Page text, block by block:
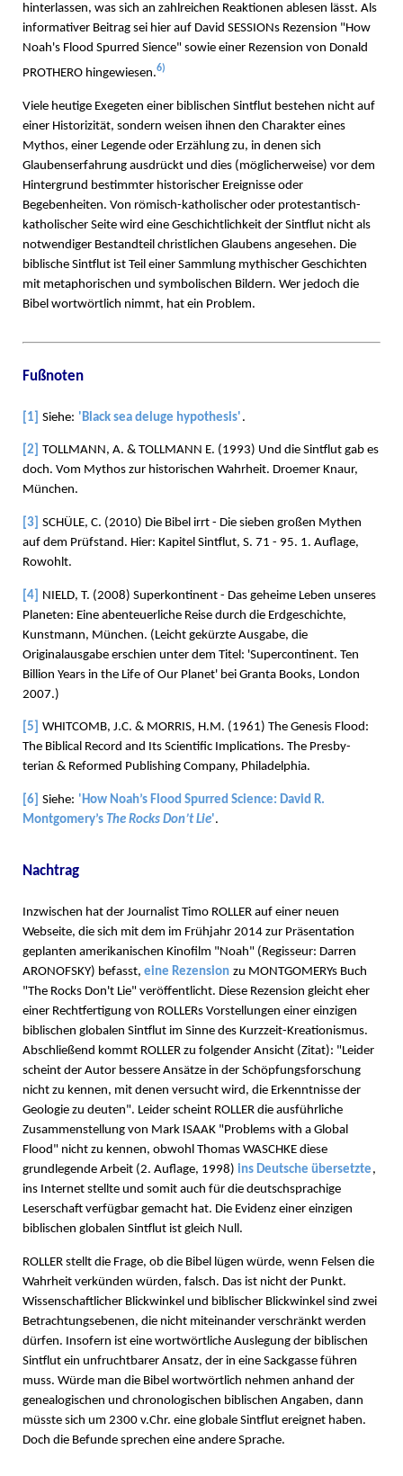
hinterlassen, was sich an zahlreichen Reaktionen ablesen lässt. Als
informativer Beitrag sei hier auf David SESSIONs Rezension "How
Noah's Flood Spurred Sience" sowie einer Rezension von Donald
PROTHERO hingewiesen.6)
Viele heutige Exegeten einer biblischen Sintflut bestehen nicht auf
einer Historizität, sondern weisen ihnen den Charakter eines
Mythos, einer Legende oder Erzählung zu, in denen sich
Glaubenserfahrung ausdrückt und dies (möglicherweise) vor dem
Hintergrund bestimmter historischer Ereignisse oder
Begebenheiten. Von römisch-katholischer oder protestantisch-
katholischer Seite wird eine Geschichtlichkeit der Sintflut nicht als
notwendiger Bestandteil christlichen Glaubens angesehen. Die
biblische Sintflut ist Teil einer Sammlung mythischer Geschichten
mit metaphorischen und symbolischen Bildern. Wer jedoch die
Bibel wortwörtlich nimmt, hat ein Problem.
Fußnoten
[1] Siehe: 'Black sea deluge hypothesis' .
[2]
TOLLMANN, A. & TOLLMANN E. (1993) Und die Sintflut gab es
doch. Vom Mythos zur historischen Wahrheit. Droemer Knaur,
München.
[3]
SCHÜLE, C. (2010) Die Bibel irrt - Die sieben großen Mythen
auf dem Prüfstand. Hier: Kapitel Sintflut, S. 71 - 95. 1. Auflage,
Rowohlt.
[4]
NIELD, T. (2008) Superkontinent - Das geheime Leben unseres
Planeten: Eine abenteuerliche Reise durch die Erdgeschichte,
Kunstmann, München. (Leicht gekürzte Ausgabe, die
Originalausgabe erschien unter dem Titel: 'Supercontinent. Ten
Billion Years in the Life of Our Planet' bei Granta Books, London
2007.)
[5]
WHITCOMB, J.C. & MORRIS, H.M. (1961) The Genesis Flood:
The Biblical Record and Its Scientific Implications. The Presby-
terian & Reformed Publishing Company, Philadelphia.
[6] Siehe: 'How Noah’s Flood Spurred Science: David R.
Montgomery’s The Rocks Don’t Lie'.
Nachtrag
Inzwischen hat der Journalist Timo ROLLER auf einer neuen
Webseite, die sich mit dem im Frühjahr 2014 zur Präsentation
geplanten amerikanischen Kinofilm "Noah" (Regisseur: Darren
ARONOFSKY) befasst, eine Rezension zu MONTGOMERYs Buch
"The Rocks Don't Lie" veröffentlicht. Diese Rezension gleicht eher
einer Rechtfertigung von ROLLERs Vorstellungen einer einzigen
biblischen globalen Sintflut im Sinne des Kurzzeit-Kreationismus.
Abschließend kommt ROLLER zu folgender Ansicht (Zitat): "Leider
scheint der Autor bessere Ansätze in der Schöpfungsforschung
nicht zu kennen, mit denen versucht wird, die Erkenntnisse der
Geologie zu deuten". Leider scheint ROLLER die ausführliche
Zusammenstellung von Mark ISAAK "Problems with a Global
Flood" nicht zu kennen, obwohl Thomas WASCHKE diese
grundlegende Arbeit (2. Auflage, 1998) ins Deutsche übersetzte ,
ins Internet stellte und somit auch für die deutschsprachige
Leserschaft verfügbar gemacht hat. Die Evidenz einer einzigen
biblischen globalen Sintflut ist gleich Null.
ROLLER stellt die Frage, ob die Bibel lügen würde, wenn Felsen die
Wahrheit verkünden würden, falsch. Das ist nicht der Punkt.
Wissenschaftlicher Blickwinkel und biblischer Blickwinkel sind zwei
Betrachtungsebenen, die nicht miteinander verschränkt werden
dürfen. Insofern ist eine wortwörtliche Auslegung der biblischen
Sintflut ein unfruchtbarer Ansatz, der in eine Sackgasse führen
muss. Würde man die Bibel wortwörtlich nehmen anhand der
genealogischen und chronologischen biblischen Angaben, dann
müsste sich um 2300 v.Chr. eine globale Sintflut ereignet haben.
Doch die Befunde sprechen eine andere Sprache.